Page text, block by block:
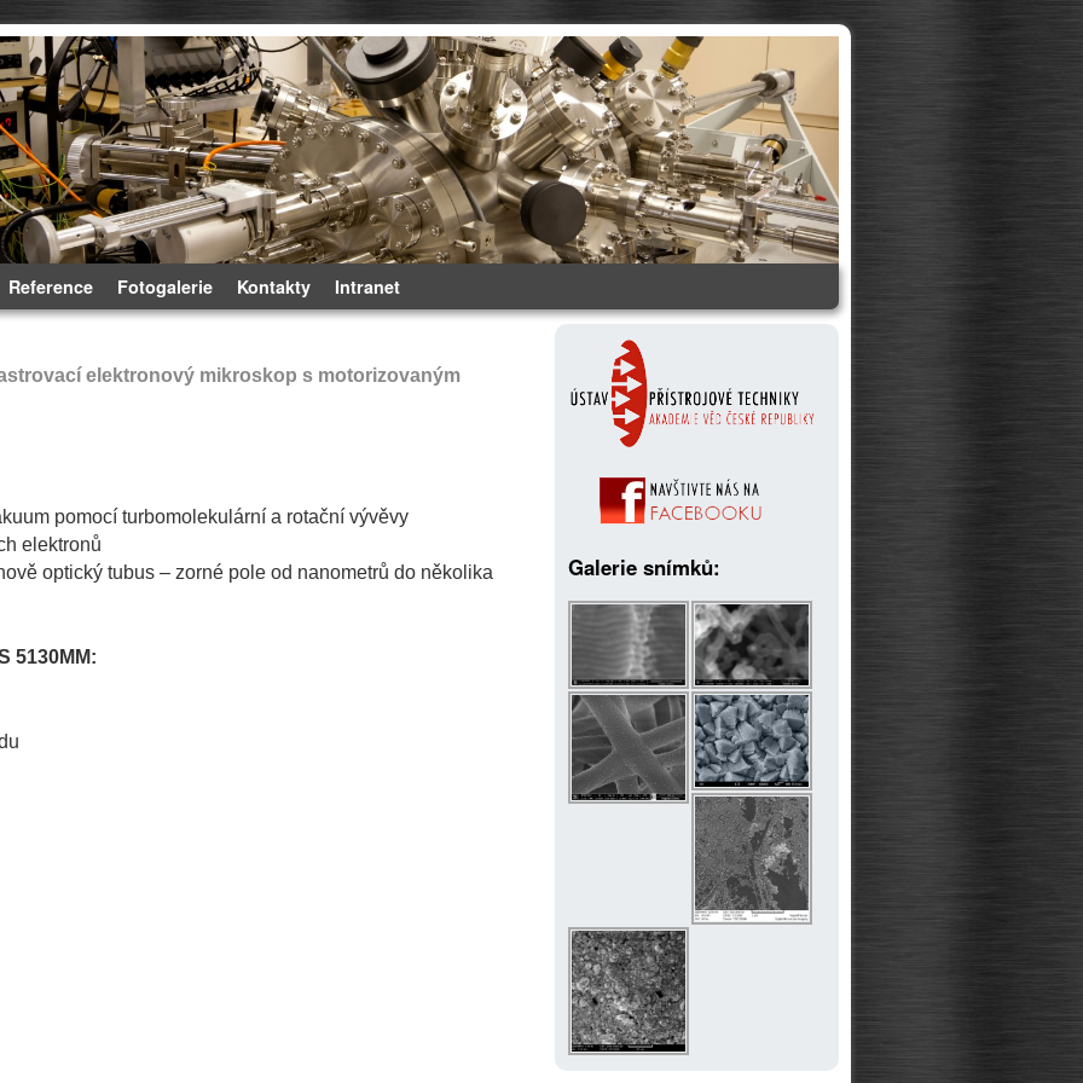
Reference Fotogalerie Kontakty Intranet
elektronový mikroskop s motorizovaným
pomocí turbomolekulární a rotační vývěvy
elektronů
optický tubus – zorné pole od nanometrů do několika
5130MM:
Galerie snímků: